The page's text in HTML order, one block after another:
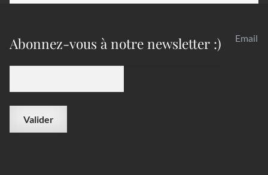
Abonnez-vous à notre newsletter :) Email